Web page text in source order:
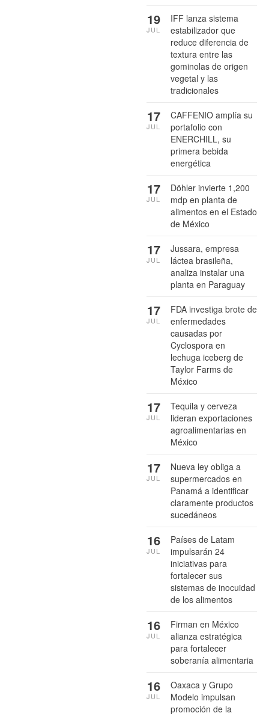
IFF lanza sistema
estabilizador que
reduce diferencia de
textura entre las
gominolas de origen
vegetal y las
tradicionales
19
JUL
CAFFENIO amplía su
portafolio con
ENERCHILL, su
primera bebida
energética
17
JUL
Döhler invierte 1,200
mdp en planta de
alimentos en el Estado
de México
17
JUL
Jussara, empresa
láctea brasileña,
analiza instalar una
planta en Paraguay
17
JUL
FDA investiga brote de
enfermedades
causadas por
Cyclospora en
lechuga iceberg de
Taylor Farms de
México
17
JUL
Tequila y cerveza
lideran exportaciones
agroalimentarias en
México
17
JUL
Nueva ley obliga a
supermercados en
Panamá a identificar
claramente productos
sucedáneos
17
JUL
Países de Latam
impulsarán 24
iniciativas para
fortalecer sus
sistemas de inocuidad
de los alimentos
16
JUL
Firman en México
alianza estratégica
para fortalecer
soberanía alimentaria
16
JUL
Oaxaca y Grupo
Modelo impulsan
promoción de la
16
JUL